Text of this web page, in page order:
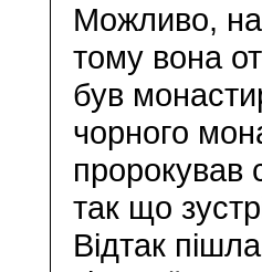
Можливо, на
тому вона
був
чорного
пророкував
так що
Відтак